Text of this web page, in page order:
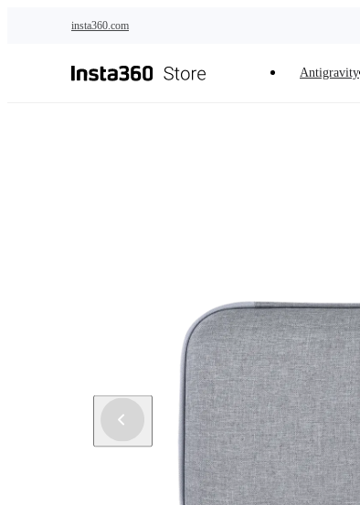
insta360.com
Antigravity